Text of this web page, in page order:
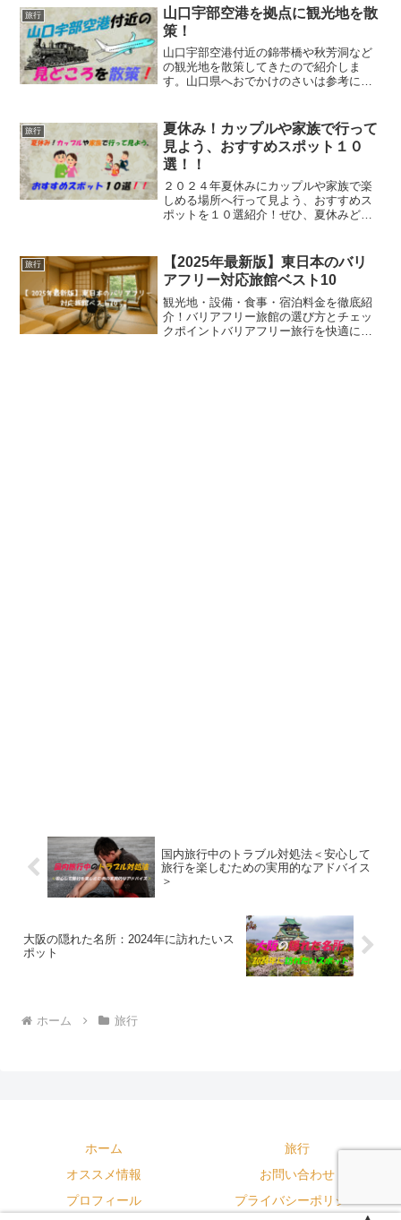
関西空港展望ホール「Sky View」おすす
めポイント:空港...
旅行
山口宇部空港を拠点に観光地を散
策！
山口宇部空港付近の錦帯橋や秋芳洞など
の観光地を散策してきたので紹介しま
す。山口県へおでかけのさいは参考にし
ミナルビルで、国内線ビルは１階に到着
ロビーとチェックインロビー...
旅行
夏休み！カップルや家族で行って
見よう、おすすめスポット１０
選！！
２０２４年夏休みにカップルや家族で楽
しめる場所へ行って見よう、おすすめス
ポットを１０選紹介！ぜひ、夏休みどう
ってみよう、おすすめスポット！ハウス
テンボス（長崎県）施設の...
旅行
【2025年最新版】東日本のバリ
アフリー対応旅館ベスト10
観光地・設備・食事・宿泊料金を徹底紹
介！バリアフリー旅館の選び方とチェッ
クポイントバリアフリー旅行を快適に楽
国内旅行中のトラブル対処法＜安心して
旅行を楽しむための実用的なアドバイス
＞
大阪の隠れた名所：2024年に訪れたいス
ポット
ホーム 旅行
ホーム
旅行
オススメ情報
お問い合わせ
プロフィール
プライバシーポリシー